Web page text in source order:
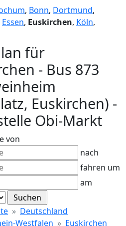
, Bonn, Dortmund,
Essen, Euskirchen, Köln,
für
- Bus 873
Euskirchen) -
Obi-Markt
von
nach
fahren um
am
Deutschland
Westfalen
Euskirchen